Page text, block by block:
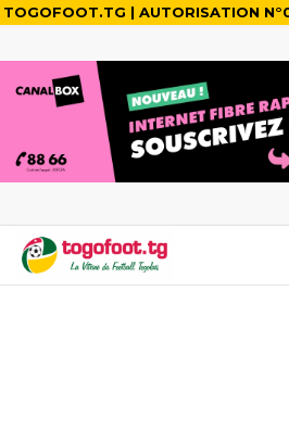
TOGOFOOT.TG | AUTORISATION